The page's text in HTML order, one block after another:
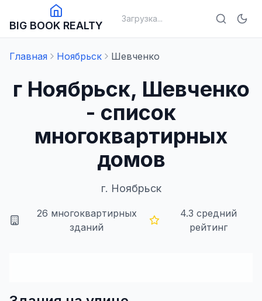
BIG BOOK REALTY
Загрузка...
Главная Ноябрьск Шевченко
г Ноябрьск, Шевченко
- список
многоквартирных
домов
г. Ноябрьск
26 многоквартирных
зданий
4.3 средний
рейтинг